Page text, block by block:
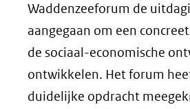
Waddenzeeforum de
aangegaan om een
de sociaal-economische
ontwikkelen. Het forum
duidelijke opdracht